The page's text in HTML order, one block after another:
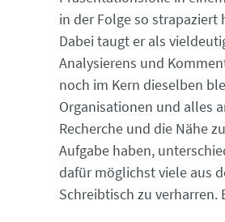
in der Folge so
Dabei taugt er als
Analysierens und
noch im Kern dieselben
Organisationen und alles
Recherche und die Nähe
Aufgabe haben,
dafür möglichst viele aus
Schreibtisch zu verharren.